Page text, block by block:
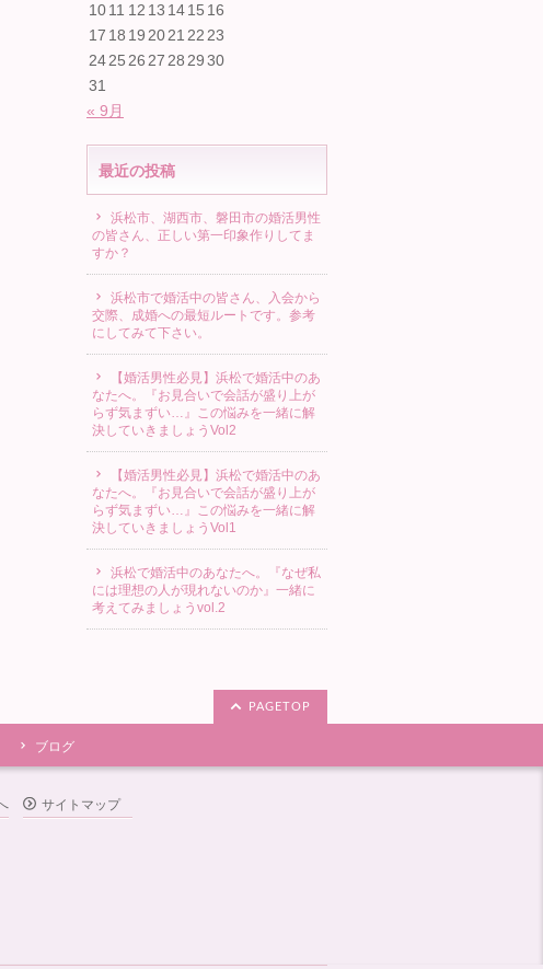
1011 12 13 1415 16
17 18 1920212223
24252627282930
31
« 9月
最近の投稿
浜松市、湖西市、磐田市の婚活男性
の皆さん、正しい第一印象作りしてま
すか？
浜松市で婚活中の皆さん、入会から
交際、成婚への最短ルートです。参考
にしてみて下さい。
【婚活男性必見】浜松で婚活中のあ
なたへ。『お見合いで会話が盛り上が
らず気まずい…』この悩みを一緒に解
決していきましょうVol2
【婚活男性必見】浜松で婚活中のあ
なたへ。『お見合いで会話が盛り上が
らず気まずい…』この悩みを一緒に解
決していきましょうVol1
浜松で婚活中のあなたへ。『なぜ私
には理想の人が現れないのか』一緒に
考えてみましょうvol.2
PAGETOP
ブログ
サイトマップ